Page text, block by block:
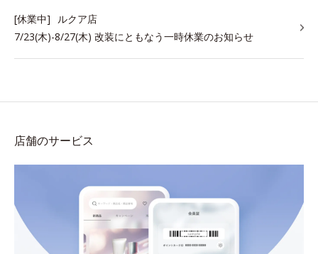
[休業中]
ルクア店
7/23(木)-8/27(木) 改装にともなう一時休業のお知らせ
店舗のサービス